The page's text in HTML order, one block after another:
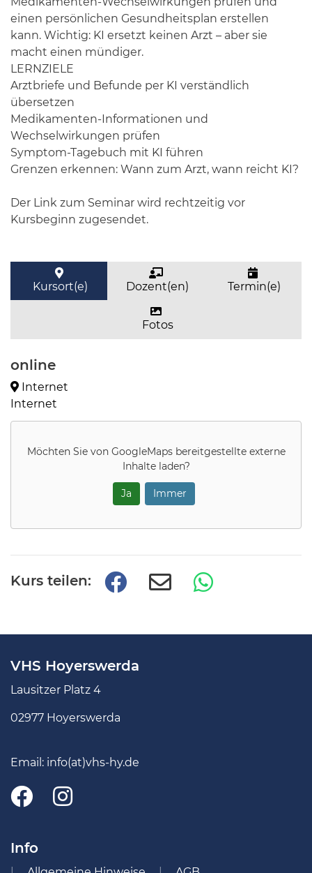
einen persönlichen Gesundheitsplan erstellen
kann. Wichtig: KI ersetzt keinen Arzt – aber sie
macht einen mündiger.
LERNZIELE
Arztbriefe und Befunde per KI verständlich
übersetzen
Medikamenten-Informationen und
Wechselwirkungen prüfen
Symptom-Tagebuch mit KI führen
Grenzen erkennen: Wann zum Arzt, wann reicht KI?
Der Link zum Seminar wird rechtzeitig vor
Kursbeginn zugesendet.
Kursort(e) Dozent(en) Termin(e)
Fotos
online
Internet
Internet
Möchten Sie von GoogleMapsbereitgestellte externe
Inhalte laden?
Ja Immer
Kurs teilen:
VHS Hoyerswerda
Lausitzer Platz 4
02977 Hoyerswerda
Email: info(at)vhs-hy.de
Info